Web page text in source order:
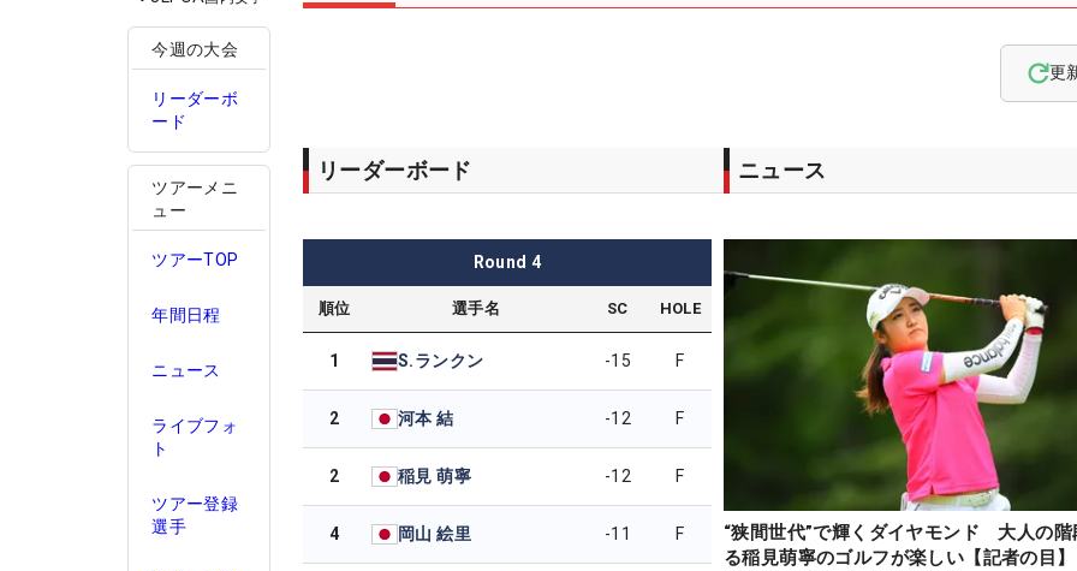
今週の大会
リーダーボ
ード
ツアーメニ
ュー
ツアーTOP
年間日程
ニュース
ライブフォ
ト
ツアー登録
選手
更
リーダーボード
Round 4
順位 選手名 SC HOLE
1 S.ランクン -15 F
2 河本 結 -12 F
2 稲見 萌寧 -12 F
4 岡山 絵里 -11 F
ニュース
“狭間世代”で輝くダイヤモンド 大人の階
る稲見萌寧のゴルフが楽しい【記者の目】